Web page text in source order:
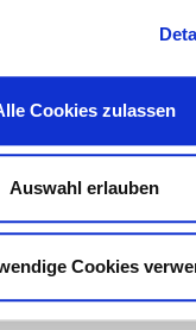
Cookies zulassen
Auswahl erlauben
Cookies